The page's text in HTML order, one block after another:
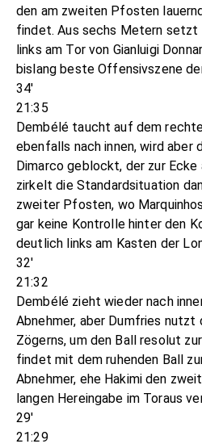
den am zweiten Pfosten
findet. Aus sechs Metern setzt
links am Tor von Gianluigi
bislang beste Offensivszene
34'
21:35
Dembélé taucht auf dem
ebenfalls nach innen, wird aber
Dimarco geblockt, der zur
zirkelt die Standardsituation
zweiter Pfosten, wo
gar keine Kontrolle hinter den
deutlich links am Kasten der
32'
21:32
Dembélé zieht wieder nach
Abnehmer, aber Dumfries nutzt
Zögerns, um den Ball resolut
findet mit dem ruhenden Ball
Abnehmer, ehe Hakimi den
langen Hereingabe im Toraus
29'
21:29